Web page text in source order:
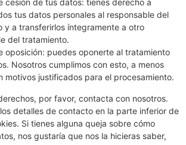
tus datos personales al responsable del
y a transferirlos íntegramente a otro
del tratamiento.
oposición: puedes oponerte al tratamiento
Nosotros cumplimos con esto, a menos
motivos justificados para el procesamiento.
por favor, contacta con nosotros.
detalles de contacto en la parte inferior de
Si tienes alguna queja sobre cómo
nos gustaría que nos la hicieras saber,